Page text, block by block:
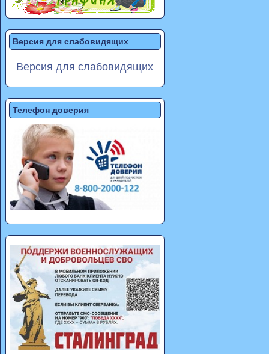
Версия для слабовидящих
Версия для слабовидящих
Телефон доверия